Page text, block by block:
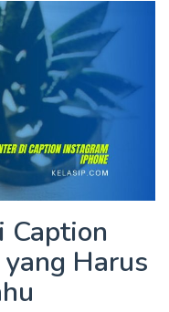
Caption
Harus